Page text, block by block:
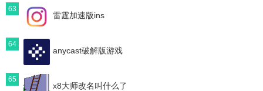
63
雷霆加速版ins
64
anycast破解版游戏
65
x8大师改名叫什么了